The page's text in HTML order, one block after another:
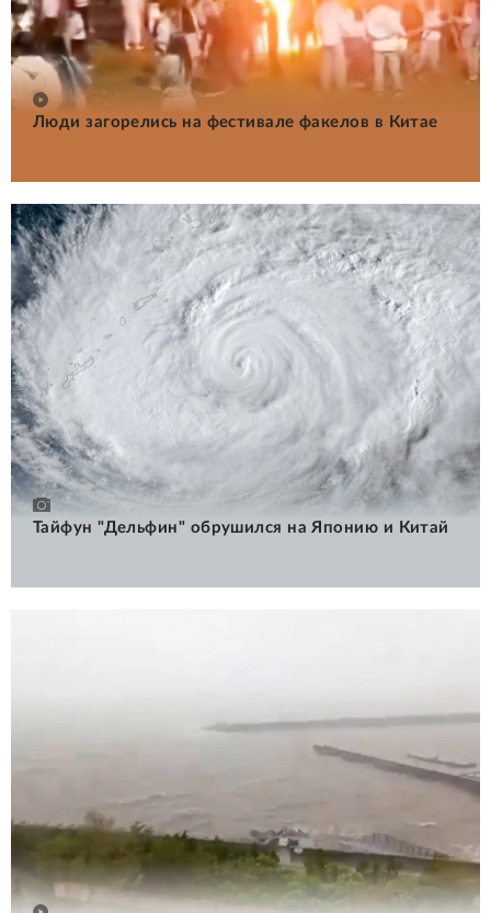
Люди загорелись на фестивале факелов в Китае
Тайфун "Дельфин" обрушился на Японию и Китай